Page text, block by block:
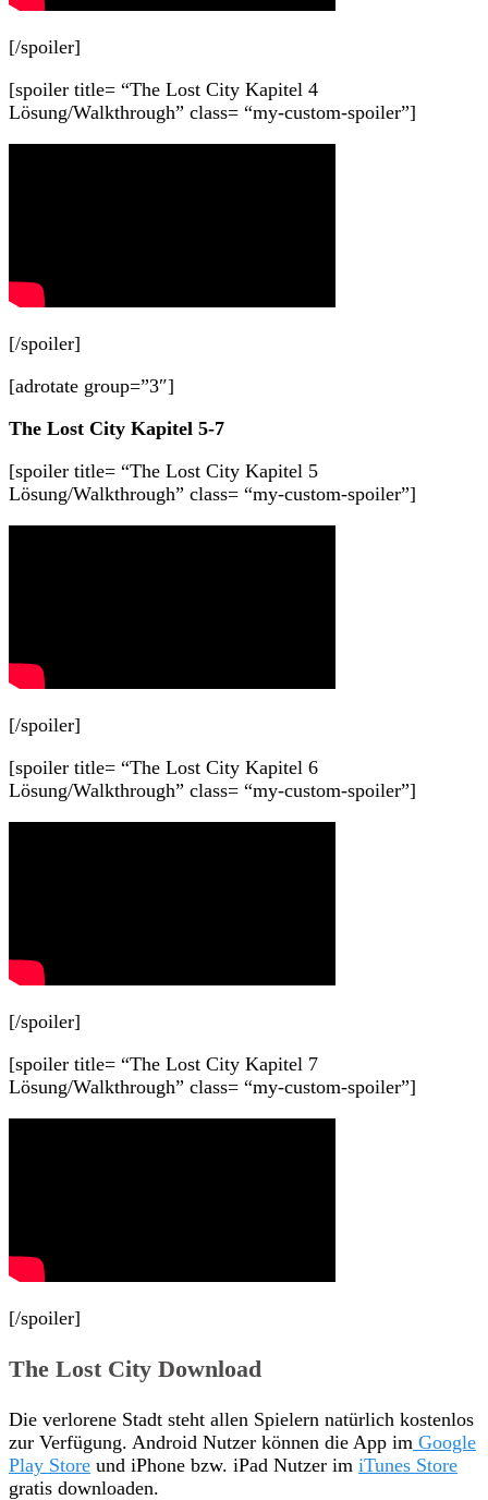
[/spoiler]
[spoiler title= “The Lost City Kapitel 4
Lösung/Walkthrough” class= “my-custom-spoiler”]
[/spoiler]
[adrotate group=”3″]
The Lost City Kapitel 5-7
[spoiler title= “The Lost City Kapitel 5
Lösung/Walkthrough” class= “my-custom-spoiler”]
[/spoiler]
[spoiler title= “The Lost City Kapitel 6
Lösung/Walkthrough” class= “my-custom-spoiler”]
[/spoiler]
[spoiler title= “The Lost City Kapitel 7
Lösung/Walkthrough” class= “my-custom-spoiler”]
[/spoiler]
The Lost City Download
Die verlorene Stadt steht allen Spielern natürlich kostenlos
zur Verfügung. Android Nutzer können die App im Google
Play Store und iPhone bzw. iPad Nutzer im iTunes Store
gratis downloaden.